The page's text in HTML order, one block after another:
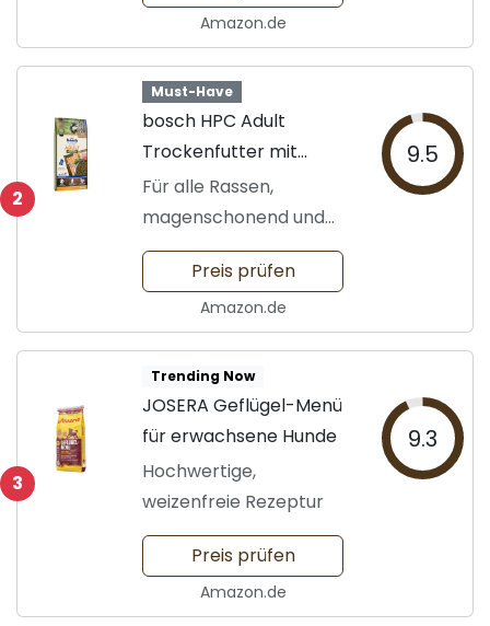
Amazon.de
2
Must-Have
bosch HPC Adult
Trockenfutter mit
Geflügel
Für alle Rassen,
magenschonend und
leicht
9.5
Preis prüfen
Amazon.de
3
Trending Now
JOSERA Geflügel-Menü
für erwachsene Hunde
Hochwertige,
weizenfreie Rezeptur
9.3
Preis prüfen
Amazon.de